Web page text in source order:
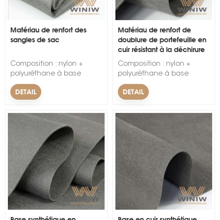
&eacute;cologique &nbsp;
&eacute;cologique &nbsp;
&nbsp;
Matériau de renfort des
sangles de sac
Composition : nylon +
polyuréthane à base
d'eau.Épaisseur : 0,5 mm -
2,2 mm.Couleur : gris
personnalisé.Largeur :
140 cm ± 3 cm
DETAIL
Matériau de renfort de
doublure de portefeuille en
cuir résistant à la déchirure
Composition : nylon +
polyuréthane à base
d'eau.Épaisseur : 0,5 mm -
2,2 mm.Couleur : gris
140 cm ± 3 cm
DETAIL